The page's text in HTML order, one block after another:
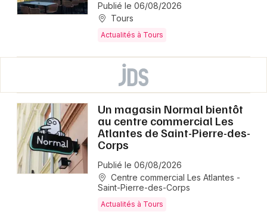
Publié le 06/08/2026
Tours
Actualités à Tours
Un magasin Normal bientôt
au centre commercial Les
Atlantes de Saint-Pierre-des-
Corps
Publié le 06/08/2026
Centre commercial Les Atlantes -
Saint-Pierre-des-Corps
Actualités à Tours